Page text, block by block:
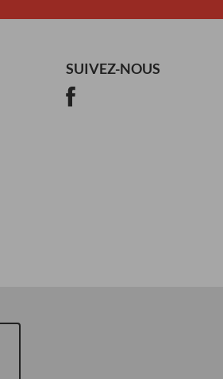
SUIVEZ-NOUS